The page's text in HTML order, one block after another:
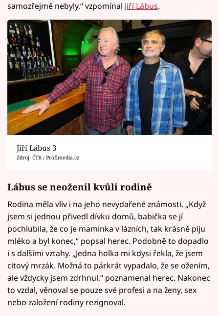
samozřejmě nebyly,“ vzpomínal Jiří Lábus.
Jiří Lábus 3
Zdroj: ČTK / Profimedia.cz
Lábus se neoženil kvůli rodině
Rodina měla vliv i na jeho nevydařené známosti. „Když
jsem si jednou přivedl dívku domů, babička se jí
pochlubila, že co je maminka v lázních, tak krásně piju
mléko a byl konec,“ popsal herec. Podobně to dopadlo
i s dalšími vztahy. „Jedna holka mi kdysi řekla, že jsem
citový mrzák. Možná to párkrát vypadalo, že se ožením,
ale vždycky jsem zdrhnul,“ poznamenal herec. Nakonec
to vzdal, věnoval se pouze své profesi a na ženy, sex
nebo založení rodiny rezignoval.